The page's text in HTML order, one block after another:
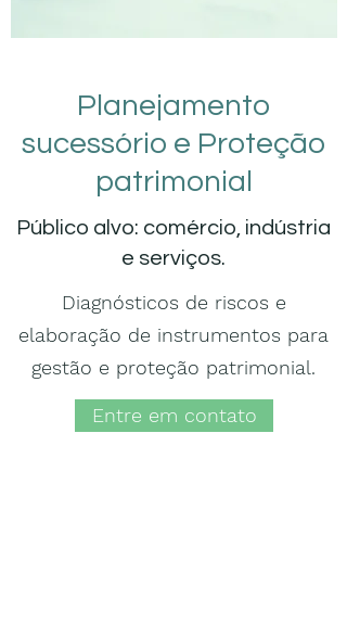
Planejamento
sucessório e Proteção
patrimonial
Público alvo: comércio, indústria
e serviços.
Diagnósticos de riscos e
elaboração de instrumentos para
gestão e proteção patrimonial.
Entre em contato